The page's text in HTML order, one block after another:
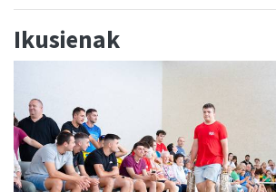
Ikusienak